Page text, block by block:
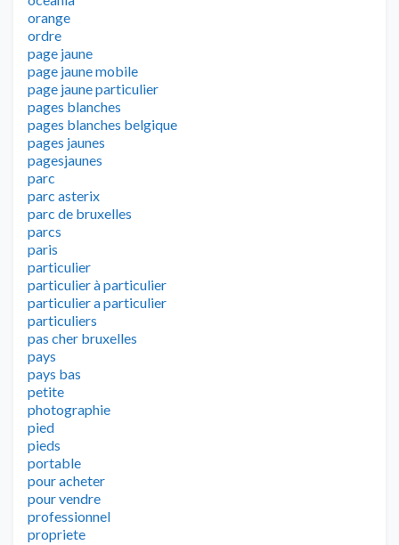
orange
ordre
page jaune
page jaune mobile
page jaune particulier
pages blanches
pages blanches belgique
pages jaunes
pagesjaunes
parc
parc asterix
parc de bruxelles
parcs
paris
particulier
particulier à particulier
particulier a particulier
particuliers
pas cher bruxelles
pays
pays bas
petite
photographie
pied
pieds
portable
pour acheter
pour vendre
professionnel
propriete